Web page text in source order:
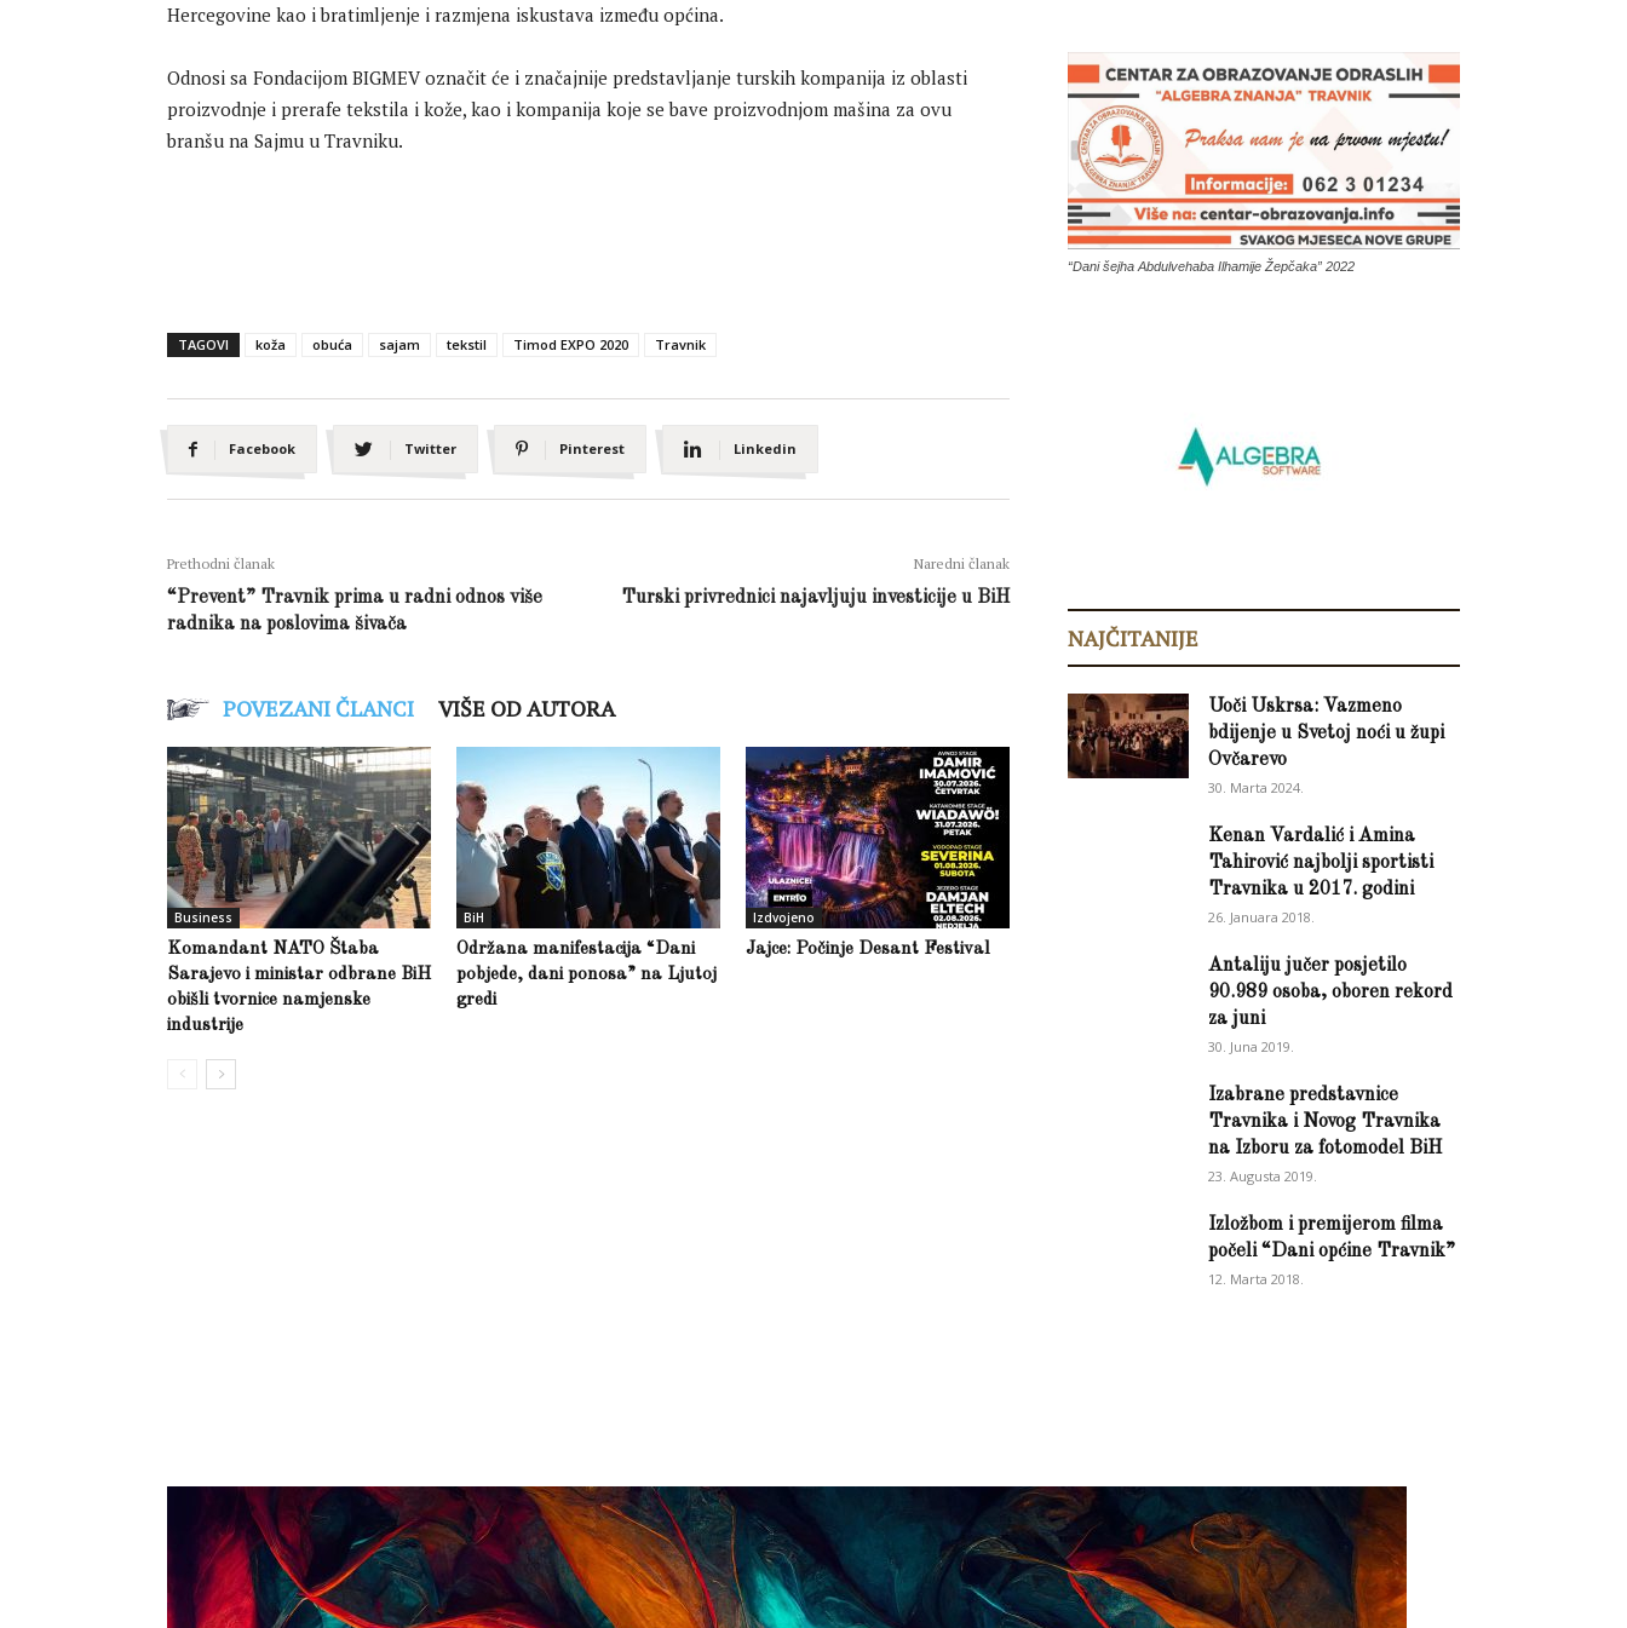
Hercegovine kao i bratimljenje i razmjena iskustava između općina.
Odnosi sa Fondacijom BIGMEV označit će i značajnije predstavljanje turskih kompanija iz oblasti
proizvodnje i prerafe tekstila i kože, kao i kompanija koje se bave proizvodnjom mašina za ovu
branšu na Sajmu u Travniku.
TAGOVI koža obuća sajam tekstil Timod EXPO 2020 Travnik
Facebook Twitter Pinterest Linkedin
Prethodni članak
“Prevent” Travnik prima u radni odnos više
radnika na poslovima šivača
Naredni članak
Turski privrednici najavljuju investicije u BiH
POVEZANI ČLANCI VIŠE OD AUTORA
Business
Komandant NATO Štaba
Sarajevo i ministar odbrane BiH
obišli tvornice namjenske
industrije
BiH
Održana manifestacija “Dani
pobjede, dani ponosa” na Ljutoj
gredi
Izdvojeno
Jajce: Počinje Desant Festival
“Dani šejha Abdulvehaba Ilhamije Žepčaka” 2022
NAJČITANIJE
Uoči Uskrsa: Vazmeno
bdijenje u Svetoj noći u župi
Ovčarevo
30. Marta 2024.
Kenan Vardalić i Amina
Tahirović najbolji sportisti
Travnika u 2017. godini
26. Januara 2018.
Antaliju jučer posjetilo
90.989 osoba, oboren rekord
za juni
30. Juna 2019.
Izabrane predstavnice
Travnika i Novog Travnika
na Izboru za fotomodel BiH
23. Augusta 2019.
Izložbom i premijerom filma
počeli “Dani općine Travnik”
12. Marta 2018.